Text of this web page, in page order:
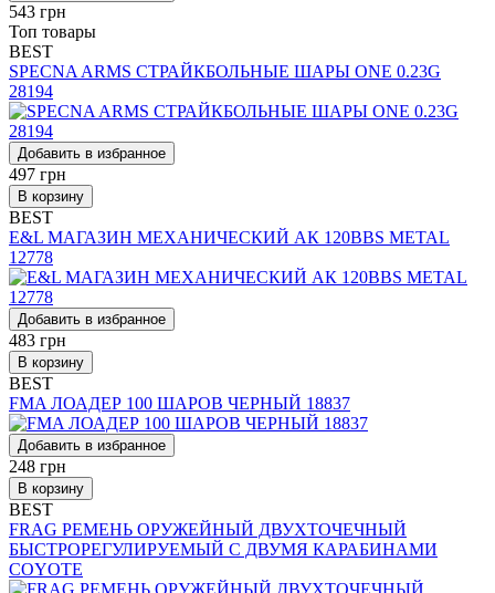
543 грн
Топ товары
BEST
SPECNA ARMS СТРАЙКБОЛЬНЫЕ ШАРЫ ONE 0.23G
28194
Добавить в избранное
497 грн
В корзину
BEST
E&L МАГАЗИН МЕХАНИЧЕСКИЙ АК 120BBS METAL
12778
Добавить в избранное
483 грн
В корзину
BEST
FMA ЛОАДЕР 100 ШАРОВ ЧЕРНЫЙ 18837
Добавить в избранное
248 грн
В корзину
BEST
FRAG РЕМЕНЬ ОРУЖЕЙНЫЙ ДВУХТОЧЕЧНЫЙ
БЫСТРОРЕГУЛИРУЕМЫЙ С ДВУМЯ КАРАБИНАМИ
COYOTE